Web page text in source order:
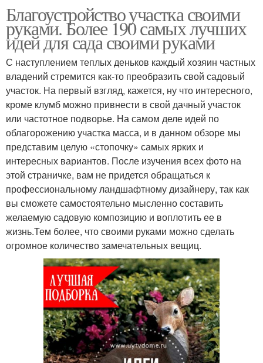
Благоустройство участка своими
руками. Более 190 самых лучших
идей для сада своими руками
С наступлением теплых деньков каждый хозяин частных
владений стремится как-то преобразить свой садовый
участок. На первый взгляд, кажется, ну что интересного,
кроме клумб можно привнести в свой дачный участок
или частотное подворье. На самом деле идей по
облагорожению участка масса, и в данном обзоре мы
представим целую «стопочку» самых ярких и
интересных вариантов. После изучения всех фото на
этой страничке, вам не придется обращаться к
профессиональному ландшафтному дизайнеру, так как
вы сможете самостоятельно мысленно составить
желаемую садовую композицию и воплотить ее в
жизнь.Тем более, что своими руками можно сделать
огромное количество замечательных вещиц.